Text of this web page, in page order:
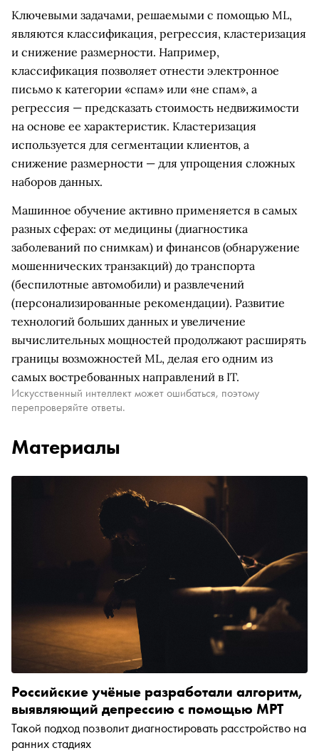
Ключевыми задачами, решаемыми с помощью ML,
являются классификация, регрессия, кластеризация
и снижение размерности. Например,
классификация позволяет отнести электронное
письмо к категории «спам» или «не спам», а
регрессия — предсказать стоимость недвижимости
на основе ее характеристик. Кластеризация
используется для сегментации клиентов, а
снижение размерности — для упрощения сложных
наборов данных.
Машинное обучение активно применяется в самых
разных сферах: от медицины (диагностика
заболеваний по снимкам) и финансов (обнаружение
мошеннических транзакций) до транспорта
(беспилотные автомобили) и развлечений
(персонализированные рекомендации). Развитие
технологий больших данных и увеличение
вычислительных мощностей продолжают расширять
границы возможностей ML, делая его одним из
самых востребованных направлений в IT.
Искусственный интеллект может ошибаться, поэтому
перепроверяйте ответы.
Материалы
Российские учёные разработали алгоритм,
выявляющий депрессию с помощью МРТ
Такой подход позволит диагностировать расстройство на
ранних стадиях